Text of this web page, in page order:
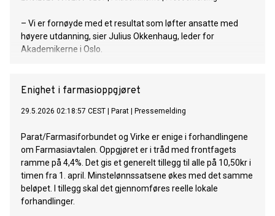
– Vi er fornøyde med et resultat som løfter ansatte med
høyere utdanning, sier Julius Okkenhaug, leder for
Akademikerne i Oslo.
Enighet i farmasioppgjøret
29.5.2026 02:18:57 CEST Parat Pressemelding
Parat/Farmasiforbundet og Virke er enige i forhandlingene
om Farmasiavtalen. Oppgjøret er i tråd med frontfagets
ramme på 4,4%. Det gis et generelt tillegg til alle på 10,50kr i
timen fra 1. april. Minstelønnssatsene økes med det samme
beløpet. I tillegg skal det gjennomføres reelle lokale
forhandlinger.